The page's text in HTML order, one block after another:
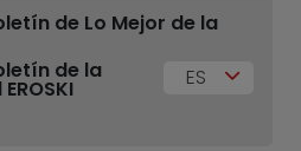
de Lo Mejor de la
de la
ES